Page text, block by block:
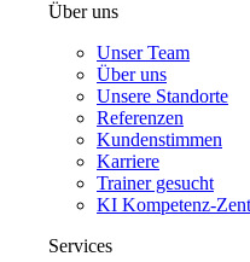
Über uns
Unser Team
Über uns
Unsere Standorte
Referenzen
Kundenstimmen
Karriere
Trainer gesucht
KI Kompetenz-
Services